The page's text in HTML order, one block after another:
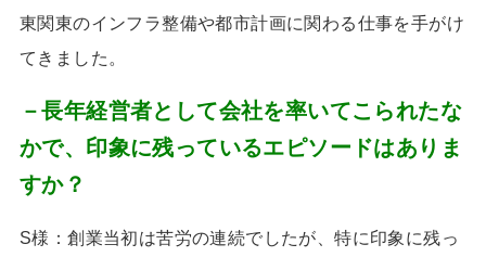
東関東のインフラ整備や都市計画に関わる仕事を手がけ
てきました。
－長年経営者として会社を率いてこられたな
かで、印象に残っているエピソードはありま
すか？
S様：創業当初は苦労の連続でしたが、特に印象に残っ